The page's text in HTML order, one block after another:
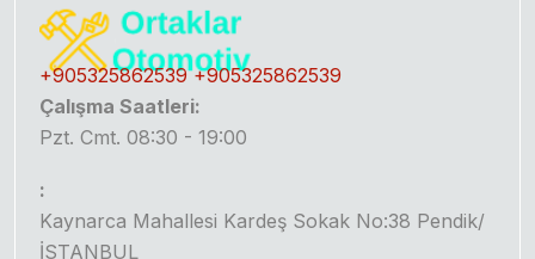
+905325862539 +905325862539
Çalışma Saatleri:
Pzt. Cmt. 08:30 - 19:00
:
Kaynarca Mahallesi Kardeş Sokak No:38 Pendik/
İSTANBUL